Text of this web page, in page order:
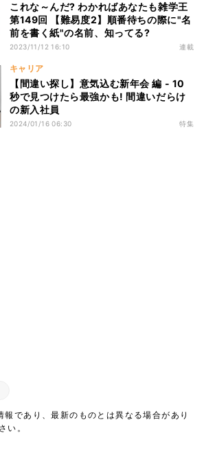
これな～んだ? わかればあなたも雑学王
第149回 【難易度2】順番待ちの際に"名
前を書く紙"の名前、知ってる?
2023/11/12 16:10 連載
キャリア
【間違い探し】意気込む新年会 編 - 10
秒で見つけたら最強かも! 間違いだらけ
の新入社員
2024/01/16 06:30 特集
であり、最新のものとは異なる場合があり
い。